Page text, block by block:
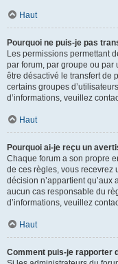
Haut
Pourquoi ne puis-je pas
Les permissions permettant
par forum, par groupe ou par
être désactivé le transfert de
certains groupes
d’informations, veuillez
Haut
Pourquoi ai-je reçu un
Chaque forum a son propre
de ces règles, vous recevrez
décision n’appartient qu’aux
aucun cas responsable du
d’informations, veuillez
Haut
Comment puis-je rapporter